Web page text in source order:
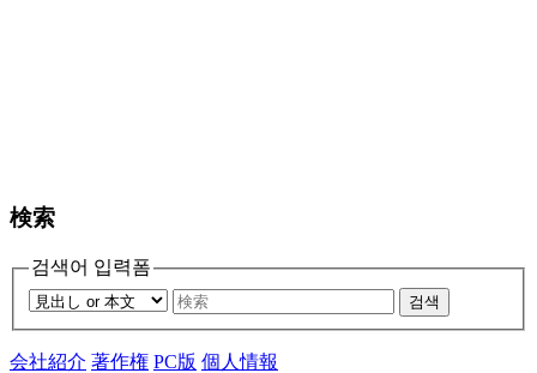
検索
검색어 입력폼
검색
会社紹介 著作権 PC版 個人情報